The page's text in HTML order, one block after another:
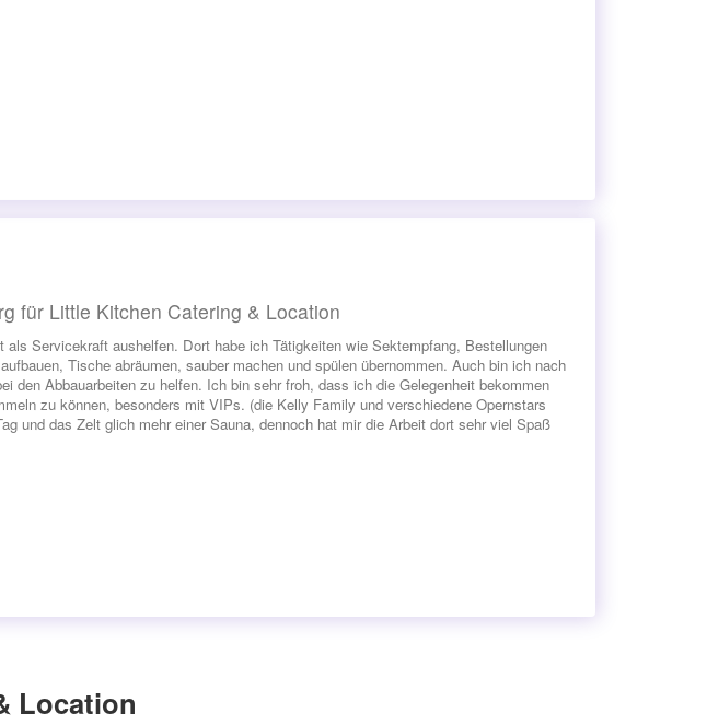
für Little Kitchen Catering & Location
als Servicekraft aushelfen. Dort habe ich Tätigkeiten wie Sektempfang, Bestellungen
Tische abräumen, sauber machen und spülen übernommen. Auch bin ich nach
den Abbauarbeiten zu helfen. Ich bin sehr froh, dass ich die Gelegenheit bekommen
zu können, besonders mit VIPs. (die Kelly Family und verschiedene Opernstars
und das Zelt glich mehr einer Sauna, dennoch hat mir die Arbeit dort sehr viel Spaß
Location